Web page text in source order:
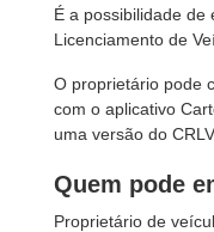
É a possibilidade de
Licenciamento de
O proprietário pode
com o aplicativo
uma versão do
Quem pode
Proprietário de